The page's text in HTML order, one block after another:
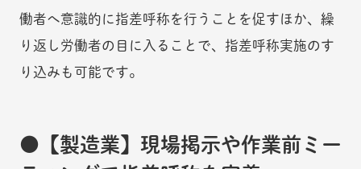
働者へ意識的に指差呼称を行うことを促すほか、繰
り返し労働者の目に入ることで、指差呼称実施のす
り込みも可能です。
【製造業】現場掲示や作業前ミー